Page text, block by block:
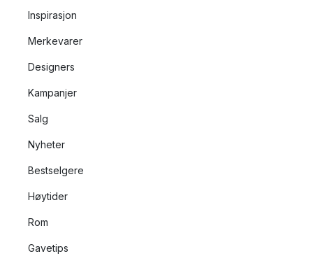
Inspirasjon
Merkevarer
Designers
Kampanjer
Salg
Nyheter
Bestselgere
Høytider
Rom
Gavetips